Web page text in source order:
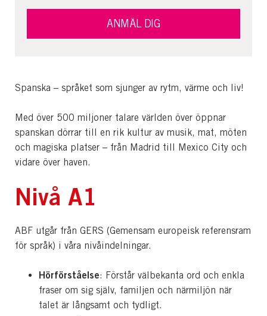
Spanska – språket som sjunger av rytm, värme och liv!
Med över 500 miljoner talare världen över öppnar
spanskan dörrar till en rik kultur av musik, mat, möten
och magiska platser – från Madrid till Mexico City och
vidare över haven.
Nivå A1
ABF utgår från GERS (Gemensam europeisk referensram
för språk) i våra nivåindelningar.
Hörförståelse: Förstår välbekanta ord och enkla
fraser om sig själv, familjen och närmiljön när
talet är långsamt och tydligt.
ANMÄL DIG